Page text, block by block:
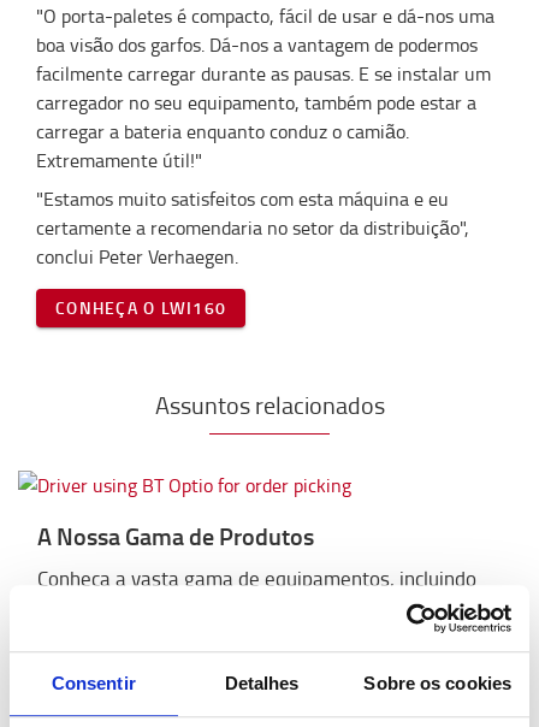
Consentir Detalhes Sobre os cookies
"O porta-paletes é compacto, fácil de usar e dá-nos uma
boa visão dos garfos. Dá-nos a vantagem de podermos
facilmente carregar durante as pausas. E se instalar um
carregador no seu equipamento, também pode estar a
carregar a bateria enquanto conduz o camião.
Extremamente útil!"
"Estamos muito satisfeitos com esta máquina e eu
certamente a recomendaria no setor da distribuição",
conclui Peter Verhaegen.
CONHEÇA O LWI160
Assuntos relacionados
A Nossa Gama de Produtos
Conheça a vasta gama de equipamentos, incluindo
Saiba mais >